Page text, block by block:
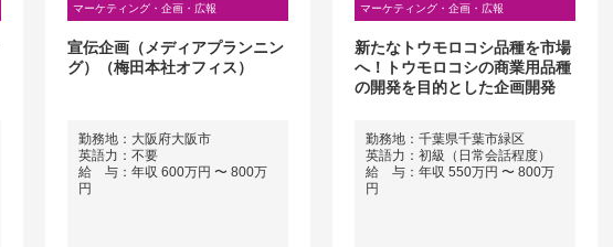
マーケティング・企画・広報
宣伝企画（メディアプランニン
グ）（梅田本社オフィス）
勤務地：大阪府大阪市
英語力：不要
給 与：年収 600万円 〜 800万
円
マーケティング・企画・広報
新たなトウモロコシ品種を市場
へ！トウモロコシの商業用品種
の開発を目的とした企画開発
勤務地：千葉県千葉市緑区
英語力：初級（日常会話程度）
給 与：年収 550万円 〜 800万
円